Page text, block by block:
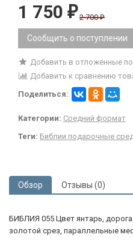
1 750 ₽ 2 700₽
Сообщить о поступлении
Добавить в отложенные
Добавить к сравнению
Поделиться:
Категории: Средний формат
Теги: Библии подарочные
Обзор Отзывы (0)
БИБЛИЯ 055 Цвет янтарь, дорога
золотой срез, параллельные